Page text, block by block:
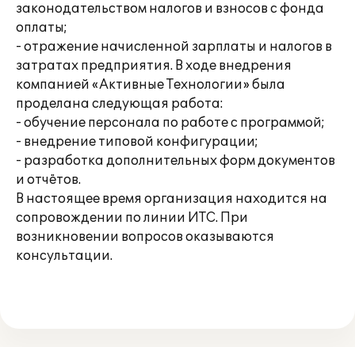
законодательством налогов и взносов с фонда
оплаты;
- отражение начисленной зарплаты и налогов в
затратах предприятия. В ходе внедрения
компанией «Активные Технологии» была
проделана следующая работа:
- обучение персонала по работе с программой;
- внедрение типовой конфигурации;
- разработка дополнительных форм документов
и отчётов.
В настоящее время организация находится на
сопровождении по линии ИТС. При
возникновении вопросов оказываются
консультации.